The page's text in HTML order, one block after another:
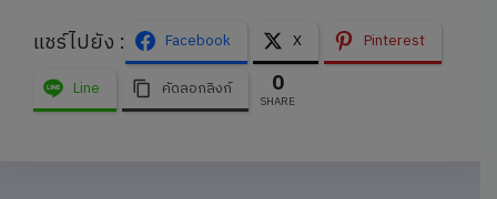
แชร์ไปยัง :
Facebook X
Pinterest
Line
คัดลอกลิงก์ 0
SHARE